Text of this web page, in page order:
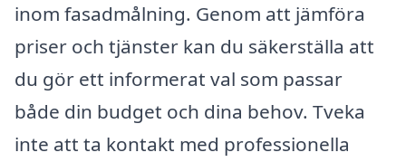
inom fasadmålning. Genom att jämföra
priser och tjänster kan du säkerställa att
du gör ett informerat val som passar
både din budget och dina behov. Tveka
inte att ta kontakt med professionella